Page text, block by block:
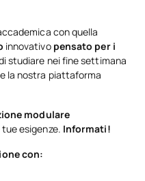
con quella
innovativo pensato per i
studiare nei fine settimana
la nostra piattaforma
modulare
esigenze. Informati!
con: